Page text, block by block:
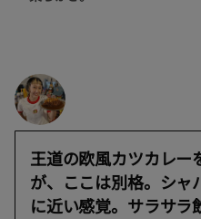
王道の欧風カツカレー
が、ここは別格。シャ
に近い感覚。サラサラ